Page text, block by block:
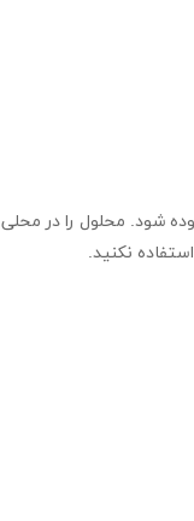
تا زمان برطرف شدن مشکل افزوده شود. محلول را در محلی
نکنید.